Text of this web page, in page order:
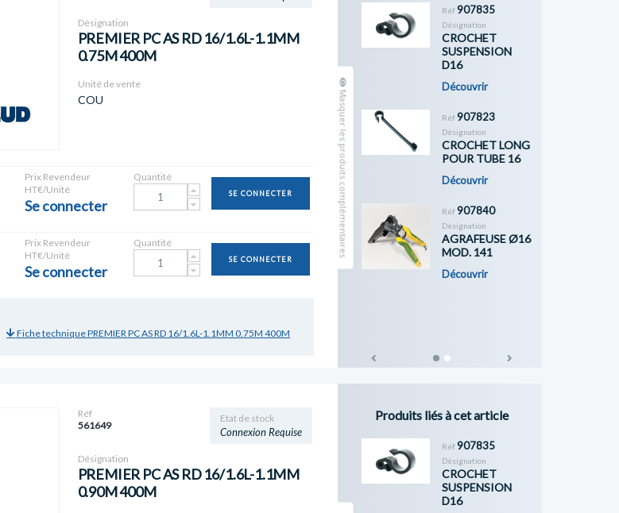
Désignation
PREMIER PC AS RD 16/1.6L-1.1MM
0.75M 400M
Unité de vente
COU
Prix Revendeur
HT€/Unité
Se connecter
Quantité
SE CONNECTER
Prix Revendeur
HT€/Unité
Se connecter
Quantité
SE CONNECTER
Fiche technique PREMIER PC AS RD 16/1.6L-1.1MM 0.75M 400M
Masquer les produits complémentaires
Réf907835
Désignation
CROCHET
SUSPENSION
D16
Découvrir
Réf907823
Désignation
CROCHET LONG
POUR TUBE 16
Découvrir
Réf907840
Désignation
AGRAFEUSE Ø16
MOD. 141
Découvrir
Previous
Etat de stock
Connexion Requise
Réf
561649
Désignation
PREMIER PC AS RD 16/1.6L-1.1MM
0.90M 400M
Produits liés à cet article
Réf907835
Désignation
CROCHET
SUSPENSION
D16